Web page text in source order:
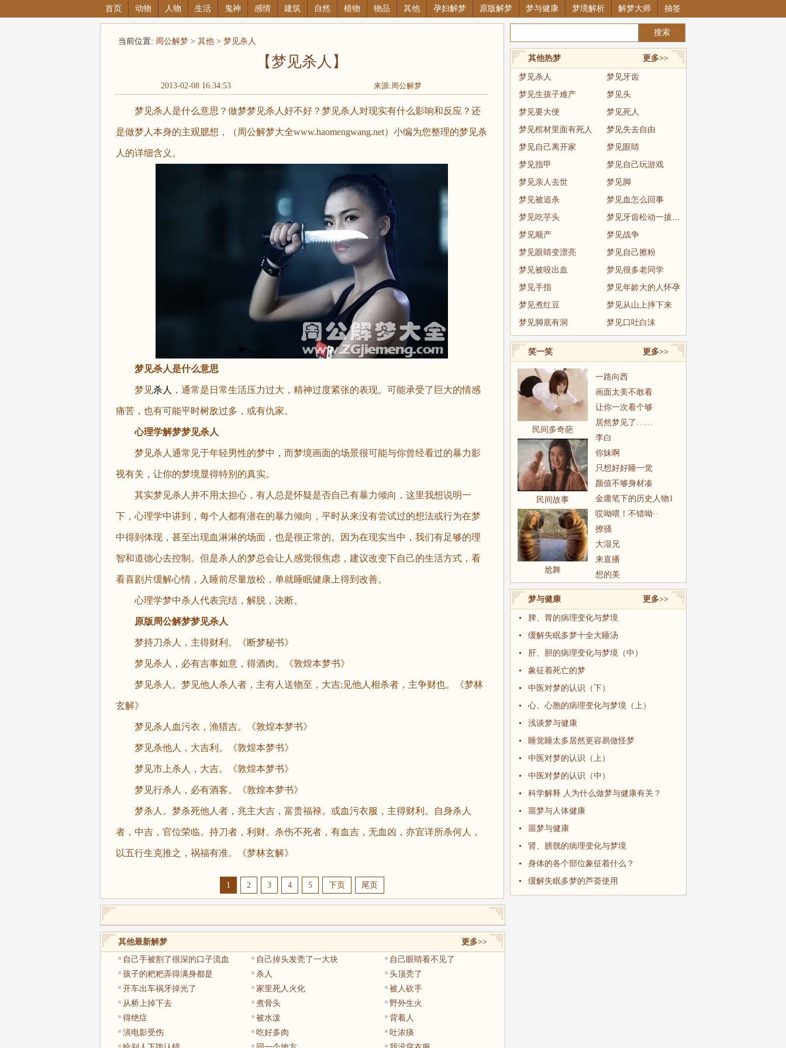
首页 动物 人物 生活 鬼神 感情 建筑 自然 植物 物品 其他 孕妇解梦 原版解梦 梦与健康 梦境解析 解梦大师 抽签
当前位置: 周公解梦> 其他> 梦见杀人
【梦见杀人】
2013-02-08 16:34:53 来源:周公解梦
梦见杀人是什么意思？做梦梦见杀人好不好？梦见杀人对现实有什么影响和反应？还
是做梦人本身的主观臆想，（周公解梦大全www.haomengwang.net）小编为您整理的梦见杀
人的详细含义。
梦见杀人是什么意思
梦见杀人 ，通常是日常生活压力过大，精神过度紧张的表现。可能承受了巨大的情感
痛苦，也有可能平时树敌过多，或有仇家。
心理学解梦梦见杀人
梦见杀人通常见于年轻男性的梦中，而梦境画面的场景很可能与你曾经看过的暴力影
视有关，让你的梦境显得特别的真实。
其实梦见杀人并不用太担心，有人总是怀疑是否自己有暴力倾向，这里我想说明一
下，心理学中讲到，每个人都有潜在的暴力倾向，平时从来没有尝试过的想法或行为在梦
中得到体现，甚至出现血淋淋的场面，也是很正常的。因为在现实当中，我们有足够的理
智和道德心去控制。但是杀人的梦总会让人感觉很焦虑，建议改变下自己的生活方式，看
看喜剧片缓解心情，入睡前尽量放松，单就睡眠健康上得到改善。
心理学梦中杀人代表完结，解脱，决断。
原版周公解梦梦见杀人
梦持刀杀人，主得财利。《断梦秘书》
梦见杀人，必有吉事如意，得酒肉。《敦煌本梦书》
梦见杀人。梦见他人杀人者，主有人送物至，大吉;见他人相杀者，主争财也。《梦林
玄解》
梦见杀人血污衣，渔猎吉。《敦煌本梦书》
梦见杀他人，大吉利。《敦煌本梦书》
梦见市上杀人，大吉。《敦煌本梦书》
梦见行杀人，必有酒客。《敦煌本梦书》
梦杀人。梦杀死他人者，兆主大吉，富贵福禄。或血污衣服，主得财利。自身杀人
者，中吉，官位荣临。持刀者，利财。杀伤不死者，有血吉，无血凶，亦宜详所杀何人，
以五行生克推之，祸福有准。《梦林玄解》
1 2 3 4 5 下页 尾页
其他最新解梦
更多>>
自己手被割了很深的口子流血
自己掉头发秃了一大块
自己眼睛看不见了
孩子的粑粑弄得满身都是
杀人
头顶秃了
开车出车祸牙掉光了
家里死人火化
被人砍手
从桥上掉下去
煮骨头
野外生火
得绝症
被水泼
背着人
演电影受伤
吃好多肉
吐浓痰
更多>>
其他热梦
梦见杀人
梦见牙齿
梦见生孩子难产
梦见头
梦见要大便
梦见死人
梦见棺材里面有死人
梦见失去自由
梦见自己离开家
梦见眼睛
梦见指甲
梦见自己玩游戏
梦见亲人去世
梦见脚
梦见被追杀
梦见血怎么回事
梦见吃芋头
梦见牙齿松动一拔就掉
梦见顺产
梦见战争
梦见眼睛变漂亮
梦见自己擦粉
梦见被咬出血
梦见很多老同学
梦见手指
梦见年龄大的人怀孕
梦见煮红豆
梦见从山上摔下来
梦见脚底有洞
梦见口吐白沫
更多>>
笑一笑
民间多奇葩
民间故事
尬舞
一路向西
画面太美不敢看
让你一次看个够
居然梦见了……
李白
你妹啊
只想好好睡一觉
颜值不够身材凑
金庸笔下的历史人物1
哎呦喂！不错呦··
撩骚
大湿兄
来直播
想的美
更多>>
梦与健康
脾、胃的病理变化与梦境
缓解失眠多梦十全大睡汤
肝、胆的病理变化与梦境（中）
象征着死亡的梦
中医对梦的认识（下）
心、心胞的病理变化与梦境（上）
浅谈梦与健康
睡觉睡太多居然更容易做怪梦
中医对梦的认识（上）
中医对梦的认识（中）
科学解释 人为什么做梦与健康有关？
噩梦与人体健康
噩梦与健康
肾、膀胱的病理变化与梦境
身体的各个部位象征着什么？
缓解失眠多梦的芦荟使用